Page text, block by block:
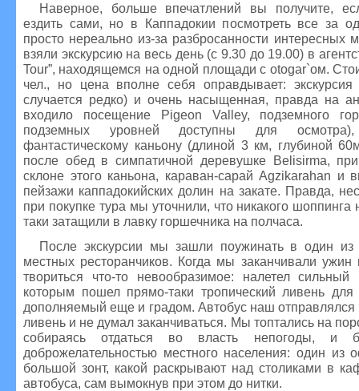
Наверное, больше впечатлений вы получите,
ездить сами, но в Каппадокии посмотреть все за
просто нереально из-за разбросанности интересных
взяли экскурсию на весь день (с 9.30 до 19.00) в
Tour”, находящемся на одной площади с otogar`ом.
чел., но цена вполне себя оправдывает: экскурсия
случается редко) и очень насыщенная, правда на
входило посещение Pigeon Valley, подземного
подземных уровней доступны для
фантастическому каньону (длиной 3 км, глубиной
после обед в симпатичной деревушке Belisirma,
склоне этого каньона, караван-сарай Agzikarahan и
пейзажи каппадокийских долин на закате. Правда,
при покупке тура мы уточнили, что никакого шоппинга
таки затащили в лавку горшечника на полчаса.
После экскурсии мы зашли поужинать в один из
местных ресторанчиков. Когда мы заканчивали
твориться что-то невообразимое: налетел
которым пошел прямо-таки тропический ливень для
дополняемый еще и градом. Автобус наш отправлялся
ливень и не думал заканчиваться. Мы топтались на
собираясь отдаться во власть непогоды, и
доброжелательностью местного населения: один из
большой зонт, какой раскрывают над столиками в
автобуса, сам вымокнув при этом до нитки.